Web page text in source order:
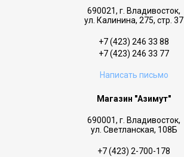
690021, г. Владивосток,
ул. Калинина, 275, стр. 37
+7 (423) 246 33 88
+7 (423) 246 33 77
Написать письмо
Магазин "Азимут"
690001, г. Владивосток,
ул. Светланская, 108Б
+7 (423) 2-700-178